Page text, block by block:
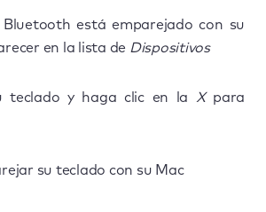
está emparejado con su
en la lista de Dispositivos
teclado y haga clic en la Xpara
su teclado con su Mac